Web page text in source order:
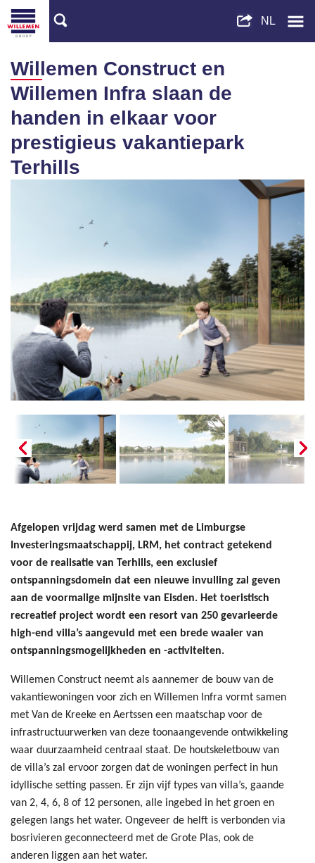
Willemen Construct en
Willemen Infra slaan de
handen in elkaar voor
prestigieus vakantiepark
Terhills
Afgelopen vrijdag werd samen met de Limburgse
Investeringsmaatschappij, LRM, het contract getekend
voor de realisatie van Terhills, een exclusief
ontspanningsdomein dat een nieuwe invulling zal geven
aan de voormalige mijnsite van Eisden. Het toeristisch
recreatief project wordt een resort van 250 gevarieerde
high-end villa’s aangevuld met een brede waaier van
ontspanningsmogelijkheden en -activiteiten.
Willemen Construct neemt als aannemer de bouw van de
vakantiewoningen voor zich en Willemen Infra vormt samen
met Van de Kreeke en Aertssen een maatschap voor de
infrastructuurwerken van deze toonaangevende ontwikkeling
waar duurzaamheid centraal staat. De houtskeletbouw van
de villa’s zal ervoor zorgen dat de woningen perfect in hun
idyllische setting passen. Er zijn vijf types van villa’s, gaande
van 2, 4, 6, 8 of 12 personen, alle ingebed in het groen en
gelegen langs het water. Ongeveer de helft is verbonden via
bosrivieren geconnecteerd met de Grote Plas, ook de
anderen liggen aan het water.